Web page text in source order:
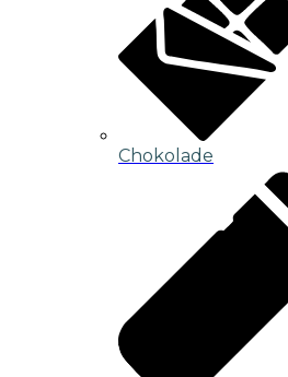
Chokolade